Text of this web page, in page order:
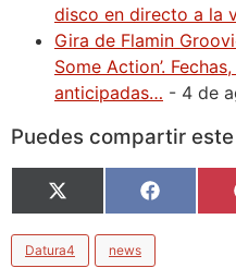
disco en directo a la
Gira de Flamin
Some Action’.
anticipadas… - 4 de
Puedes compartir
X
(Twitter)
Datura4 news